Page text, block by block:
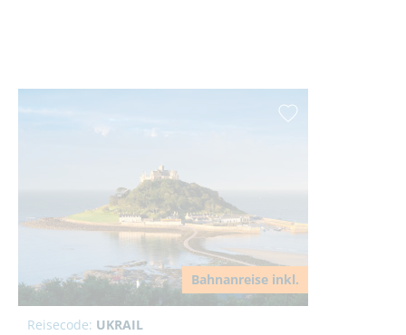
Bahnanreise inkl.
Reisecode: UKRAIL